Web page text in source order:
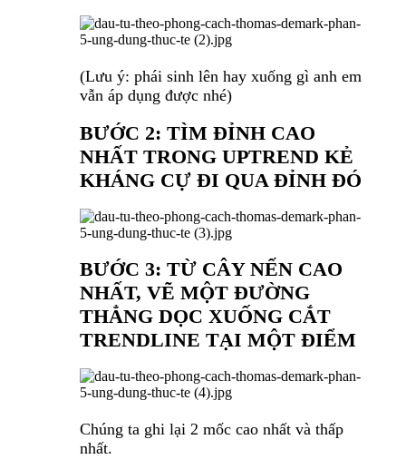
(Lưu ý: phái sinh lên hay xuống gì anh em
vẫn áp dụng được nhé)
BƯỚC 2: TÌM ĐỈNH CAO
NHẤT TRONG UPTREND KẺ
KHÁNG CỰ ĐI QUA ĐỈNH ĐÓ
BƯỚC 3: TỪ CÂY NẾN CAO
NHẤT, VẼ MỘT ĐƯỜNG
THẲNG DỌC XUỐNG CẮT
TRENDLINE TẠI MỘT ĐIỂM
Chúng ta ghi lại 2 mốc cao nhất và thấp
nhất.